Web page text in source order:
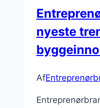
nyeste
Af